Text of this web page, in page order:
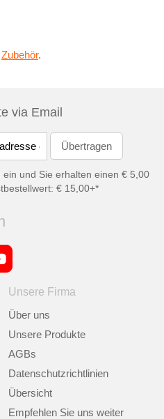
Zubehör.
via Email
und Sie erhalten einen € 5,00
€ 15,00+*
Unsere Firma
Über uns
Unsere Produkte
AGBs
Datenschutzrichtlinien
Übersicht
Empfehlen Sie uns weiter